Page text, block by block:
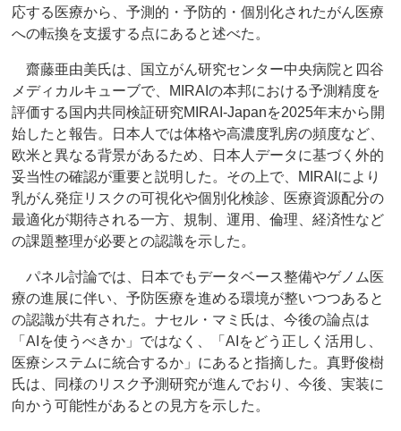
応する医療から、予測的・予防的・個別化されたがん医療
への転換を支援する点にあると述べた。
齋藤亜由美氏は、国立がん研究センター中央病院と四谷
メディカルキューブで、MIRAIの本邦における予測精度を
評価する国内共同検証研究MIRAI-Japanを2025年末から開
始したと報告。日本人では体格や高濃度乳房の頻度など、
欧米と異なる背景があるため、日本人データに基づく外的
妥当性の確認が重要と説明した。その上で、MIRAIにより
乳がん発症リスクの可視化や個別化検診、医療資源配分の
最適化が期待される一方、規制、運用、倫理、経済性など
の課題整理が必要との認識を示した。
パネル討論では、日本でもデータベース整備やゲノム医
療の進展に伴い、予防医療を進める環境が整いつつあると
の認識が共有された。ナセル・マミ氏は、今後の論点は
「AIを使うべきか」ではなく、「AIをどう正しく活用し、
医療システムに統合するか」にあると指摘した。真野俊樹
氏は、同様のリスク予測研究が進んでおり、今後、実装に
向かう可能性があるとの見方を示した。